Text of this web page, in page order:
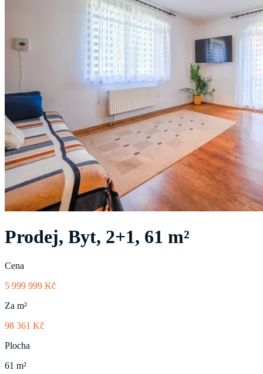
Prodej, Byt, 2+1, 61 m²
Cena
5 999 999 Kč
Za m²
98 361 Kč
Plocha
61 m²